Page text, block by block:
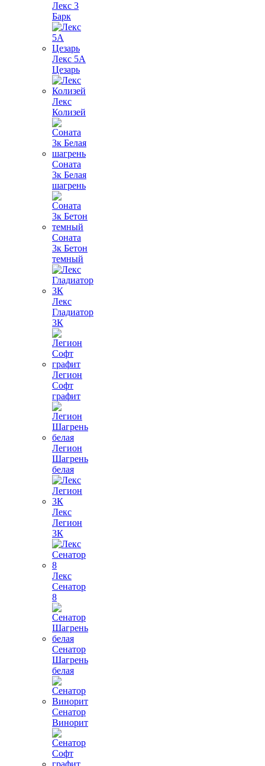
Лекс 3
Барк
Лекс 5А
Цезарь
Лекс
Колизей
Соната
3к Белая
шагрень
Соната
3к Бетон
темный
Лекс
Гладиатор
3К
Легион
Софт
графит
Легион
Шагрень
белая
Лекс
Легион
3К
Лекс
Сенатор
8
Сенатор
Шагрень
белая
Сенатор
Винорит